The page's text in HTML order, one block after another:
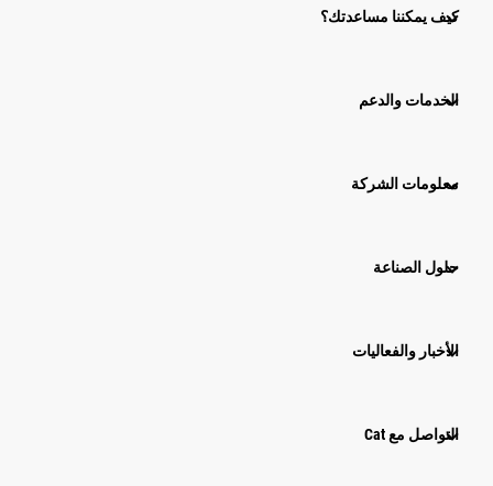
كيف يمكننا مساعدتك؟
الخدمات والدعم
معلومات الشركة
حلول الصناعة
الأخبار والفعاليات
التواصل مع Cat